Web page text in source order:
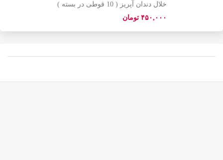
خلال دندان آپریز ( 10 قوطی در بسته )
تومان